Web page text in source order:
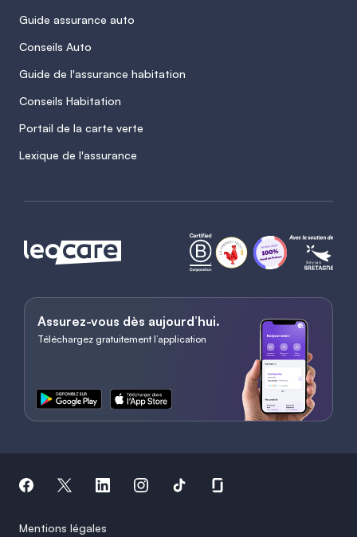
Guide assurance auto
Conseils Auto
Guide de l'assurance habitation
Conseils Habitation
Portail de la carte verte
Lexique de l'assurance
Assurez-vous dès aujourd’hui.
Téléchargez gratuitement l’application
Mentions légales